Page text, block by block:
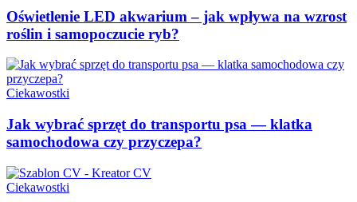
Oświetlenie LED akwarium – jak wpływa na wzrost
roślin i samopoczucie ryb?
Ciekawostki
Jak wybrać sprzęt do transportu psa — klatka
samochodowa czy przyczepa?
Ciekawostki